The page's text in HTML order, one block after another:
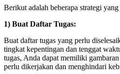
Berikut adalah beberapa strategi
1) Buat Daftar Tugas:
Buat daftar tugas yang perlu
tingkat kepentingan dan tenggat
tugas, Anda dapat memiliki
perlu dikerjakan dan menghindari